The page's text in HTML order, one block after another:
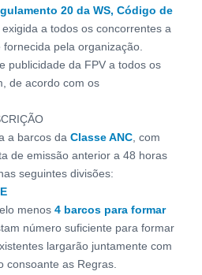
20 da WS, Código de
a todos os concorrentes a
pela organização.
publicidade da FPV a todos os
de acordo com os
a barcos da Classe ANC, com
de emissão anterior a 48 horas
seguintes divisões:
menos 4 barcos para formar
número suficiente para formar
largarão juntamente com
consoante as Regras.